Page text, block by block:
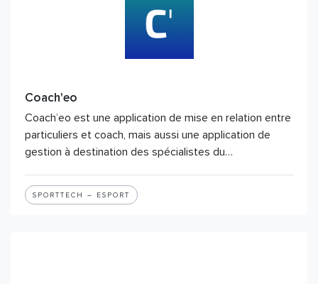
Coach'eo
Coach’eo est une application de mise en relation entre
particuliers et coach, mais aussi une application de
gestion à destination des spécialistes du…
SPORTTECH – ESPORT